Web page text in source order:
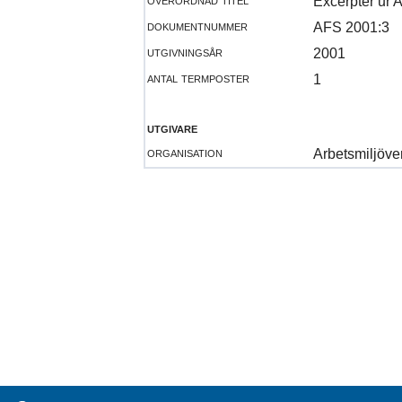
dokumentnummer
AFS 2001:3
utgivningsår
2001
antal termposter
1
utgivare
organisation